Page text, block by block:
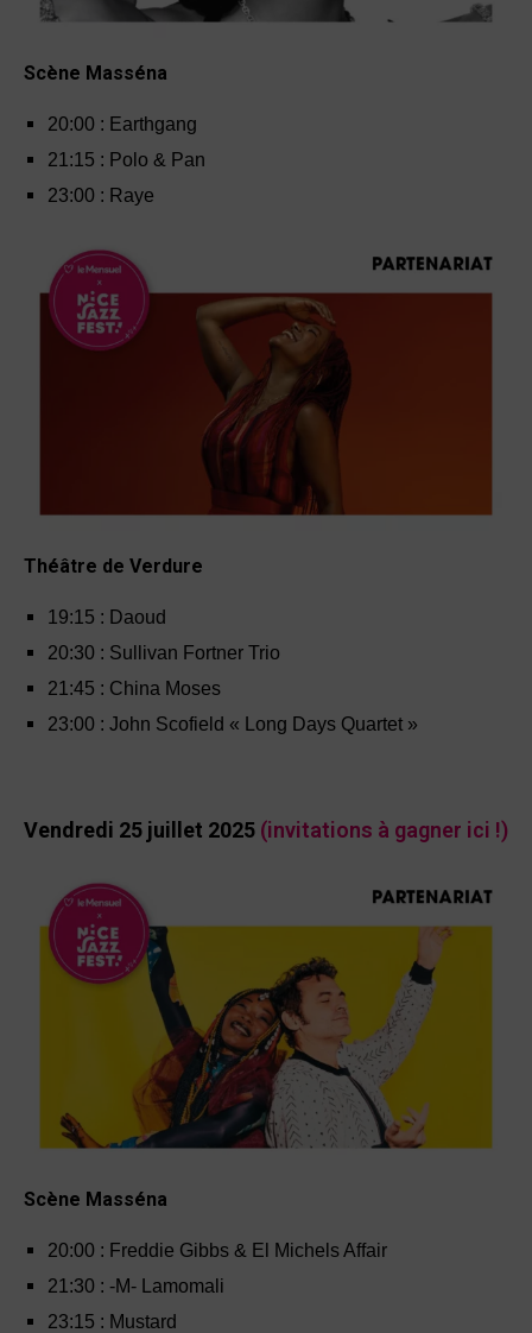
Scène Masséna
20:00 : Earthgang
21:15 : Polo & Pan
23:00 : Raye
Théâtre de Verdure
19:15 : Daoud
20:30 : Sullivan Fortner Trio
21:45 : China Moses
23:00 : John Scofield « Long Days Quartet »
Vendredi 25 juillet 2025 (invitations à gagner ici !)
Scène Masséna
20:00 : Freddie Gibbs & El Michels Affair
21:30 : -M- Lamomali
23:15 : Mustard